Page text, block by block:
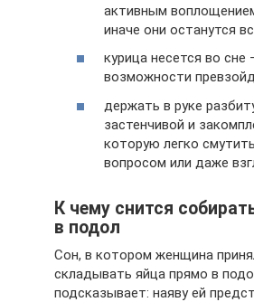
активным
иначе они останутся
курица несется во сне
возможности
держать в руке
застенчивой и
которую легко
вопросом или даже
К чему снится
в подол
Сон, в котором женщина
складывать яйца прямо в
подсказывает: наяву ей